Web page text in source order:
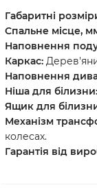
Габаритні
Спальне місце,
Наповнення
Каркас:
Наповнення
Ніша для білизни:
Ящик для
Механізм
колесах.
Гарантія від